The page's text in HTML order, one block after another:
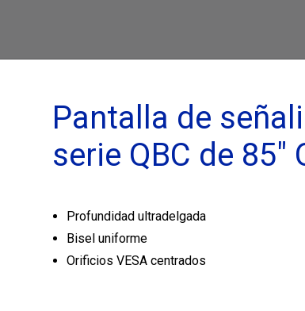
Pantalla de
serie QBC de 85"
Profundidad ultradelgada
Bisel uniforme
Orificios VESA centrados